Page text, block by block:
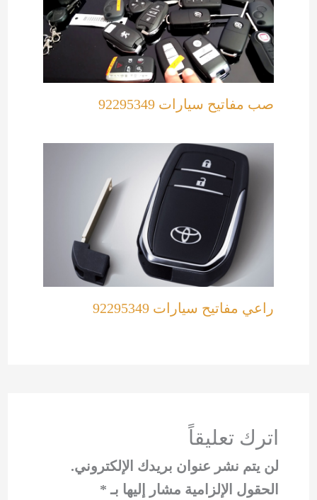
صب مفاتيح سيارات 92295349
راعي مفاتيح سيارات 92295349
اترك تعليقاً
لن يتم نشر عنوان بريدك الإلكتروني.
الحقول الإلزامية مشار إليها بـ *